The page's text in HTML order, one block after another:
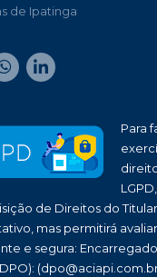
de Ipatinga
Para
de Direitos do
mas permitirá
e segura: